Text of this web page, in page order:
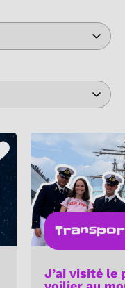
J’ai visité le